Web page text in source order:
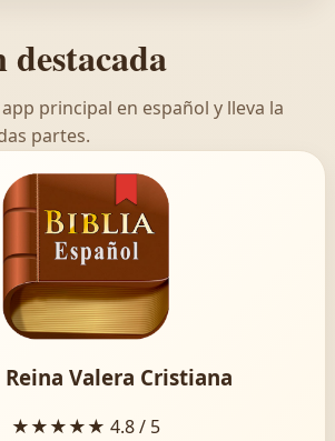
principal en español y lleva la
partes.
Valera Cristiana
★★★★★ 4.8 / 5